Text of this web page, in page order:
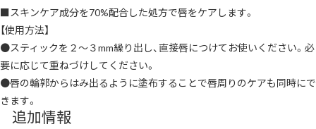
■スキンケア成分を70%配合した処方で唇をケアします。
【使用方法】
●スティックを２〜３mm繰り出し、直接唇につけてお使いください。必
要に応じて重ねづけしてください。
●唇の輪郭からはみ出るように塗布することで唇周りのケアも同時にで
きます。
追加情報